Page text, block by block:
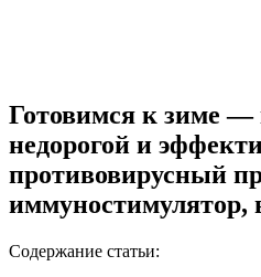
Готовимся к зиме
недорогой и
противовирусный
иммуностимулятор,
Содержание статьи: